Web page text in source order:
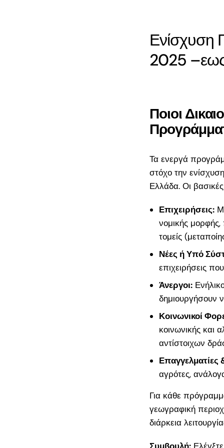
Πρόσφατα
Ενίσχυση
2025
Ποιοι
Τα ενεργά
στόχο την
Ελλάδα. Οι
Επιχειρήσεις:
νομικής μορφής,
τομείς
Νέες ή Υπό
επιχειρήσεις
Άνεργοι:
δημιουργήσουν
Κοινωνικοί
κοινωνικής και
αντίστοιχων
αγρότες,
Για κάθε
γεωγραφική
διάρκεια